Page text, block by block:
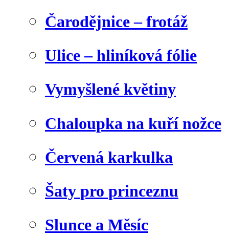
Čarodějnice – frotáž
Ulice – hliníková fólie
Vymyšlené květiny
Chaloupka na kuří nožce
Červená karkulka
Šaty pro princeznu
Slunce a Měsíc